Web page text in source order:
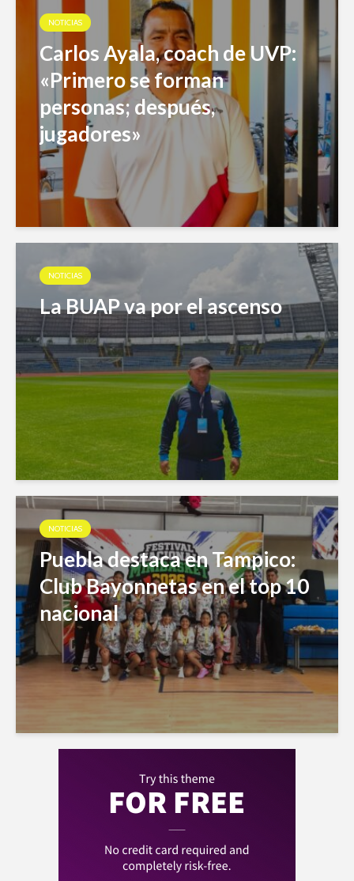
NOTICIAS
Carlos Ayala, coach de UVP:
«Primero se forman
personas; después,
jugadores»
NOTICIAS
La BUAP va por el ascenso
NOTICIAS
Puebla destaca en Tampico:
Club Bayonnetas en el top 10
nacional